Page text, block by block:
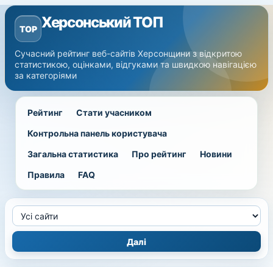
TOP Херсонський ТОП
Сучасний рейтинг веб-сайтів Херсонщини з відкритою
статистикою, оцінками, відгуками та швидкою навігацією
за категоріями
Рейтинг
Стати учасником
Контрольна панель користувача
Загальна статистика
Про рейтинг
Новини
Правила
FAQ